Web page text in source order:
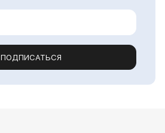
ПОДПИСАТЬСЯ